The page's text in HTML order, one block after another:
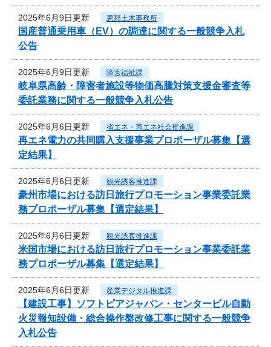
2025年6月9日更新 恵那土木事務所
国産普通乗用車（EV）の調達に関する一般競争入札
公告
2025年6月9日更新 障害福祉課
岐阜県高齢・障害者施設等物価高騰対策支援金審査等
委託業務に関する一般競争入札公告
2025年6月6日更新 省エネ・再エネ社会推進課
再エネ電力の共同購入支援事業プロポーザル募集【選
定結果】
2025年6月6日更新 観光誘客推進課
豪州市場における訪日旅行プロモーション事業委託業
務プロポーザル募集【選定結果】
2025年6月6日更新 観光誘客推進課
米国市場における訪日旅行プロモーション事業委託業
務プロポーザル募集【選定結果】
2025年6月6日更新 産業デジタル推進課
【建設工事】ソフトピアジャパン・センタービル自動
火災報知設備・総合操作盤改修工事に関する一般競争
入札公告